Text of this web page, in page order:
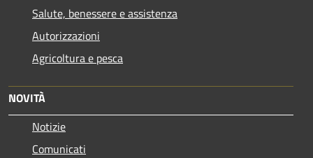
Salute, benessere e assistenza
Autorizzazioni
Agricoltura e pesca
NOVITÀ
Notizie
Comunicati